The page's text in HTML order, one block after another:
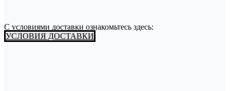
С условиями доставки ознакомьтесь здесь:
УСЛОВИЯ ДОСТАВКИ